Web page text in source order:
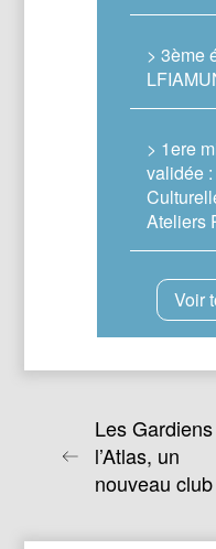
> 3ème
> 1ere
validée
Ateliers
Voir
Les
l’Atlas, un
nouveau club